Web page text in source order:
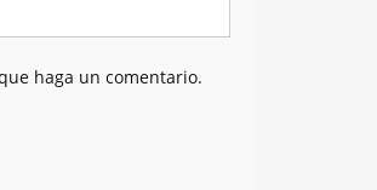
haga un comentario.